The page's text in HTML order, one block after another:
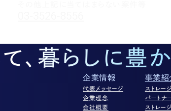
、暮らしに豊
企業情報
代表メッセージ
企業理念
会社概要
事業紹
ストレー
パートナ
ストレー